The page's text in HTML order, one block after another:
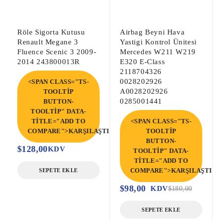
Citroen C5 BSM Sigorta Kutusu, Citroen
C5 Çıkma BSM Sigorta Kutusu,
Citroen DS5 BSM Sigorta Kutusu, Citroen
DS5 Çıkma BSM Sigorta Kutusu,
Röle Sigorta Kutusu
Renault Megane 3
Fluence Scenic 3 2009-
2014 243800013R
<SPAN CLASS="TS-
TOOLTIP
BUTTON-
TOOLTIP" DATA-
TITLE="ADD TO
COMPARE">KARŞILAŞTIR</SPAN>
$128,00KDV
SEPETE EKLE
Airbag Beyni Hava
Yastigi Kontrol Ünitesi
Mercedes W211 W219
E320 E-Class
2118704326
0028202926
A0028202926
0285001441
<SPAN CLASS="TS-
TOOLTIP
BUTTON-
TOOLTIP" DATA-
TITLE="ADD TO
$180,00
$98,00 KDV
SEPETE EKLE